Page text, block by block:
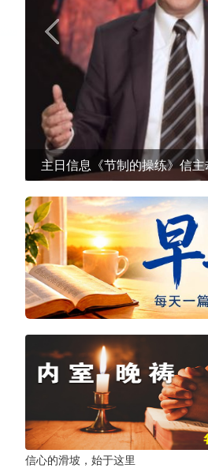
主日信息：《真心誠意的敬
真敬虔？
信心的滑坡，始于这里